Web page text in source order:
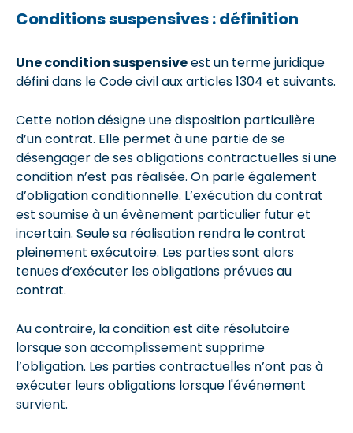
Conditions suspensives : définition
Une condition suspensiveest un terme juridique
défini dans le Code civil aux articles 1304 et suivants.
Cette notion désigne une disposition particulière
d’un contrat. Elle permet à une partie de se
désengager de ses obligations contractuelles si une
condition n’est pas réalisée. On parle également
d’obligation conditionnelle. L’exécution du contrat
est soumise à un évènement particulier futur et
incertain. Seule sa réalisation rendra le contrat
pleinement exécutoire. Les parties sont alors
tenues d’exécuter les obligations prévues au
contrat.
Au contraire, la condition est dite résolutoire
lorsque son accomplissement supprime
l’obligation. Les parties contractuelles n’ont pas à
exécuter leurs obligations lorsque l'événement
survient.